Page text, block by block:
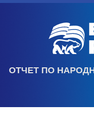
ОТЧЕТ ПО